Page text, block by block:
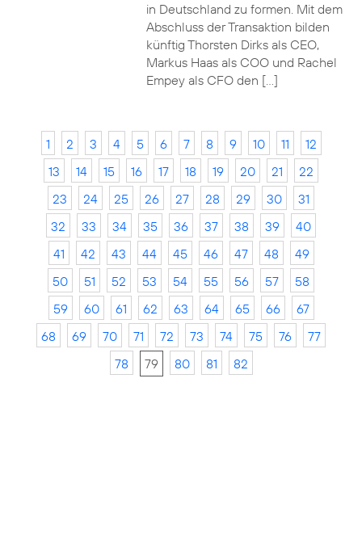
in Deutschland zu formen. Mit dem
Abschluss der Transaktion bilden
künftig Thorsten Dirks als CEO,
Markus Haas als COO und Rachel
Empey als CFO den […]
1 2 3 4 5 6 7 8 9 10 11
12
13
14 15 16 17 18 19 20 21
22
23
24 25 26 27 28 29 30
31
32
33 34 35 36 37 38 39
40
41
42 43 44 45 46 47 48
49
50
51 52 53 54 55 56 57
58
59
60 61 62 63 64 65 66
67
68
69 70 71 72 73 74 75 76
77
78
79 80 81 82